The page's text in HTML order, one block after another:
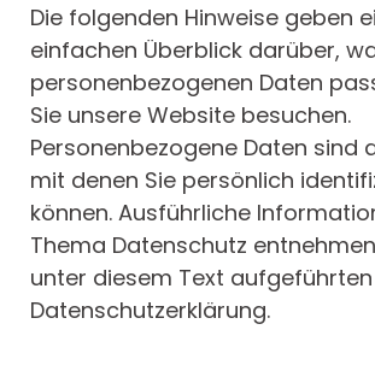
Die folgenden Hinweise geben
einfachen Überblick darüber,
personenbezogenen Daten
Sie unsere Website besuchen.
Personenbezogene Daten sind
mit denen Sie persönlich
können. Ausführliche
Thema Datenschutz
unter diesem Text aufgeführten
Datenschutzerklärung.